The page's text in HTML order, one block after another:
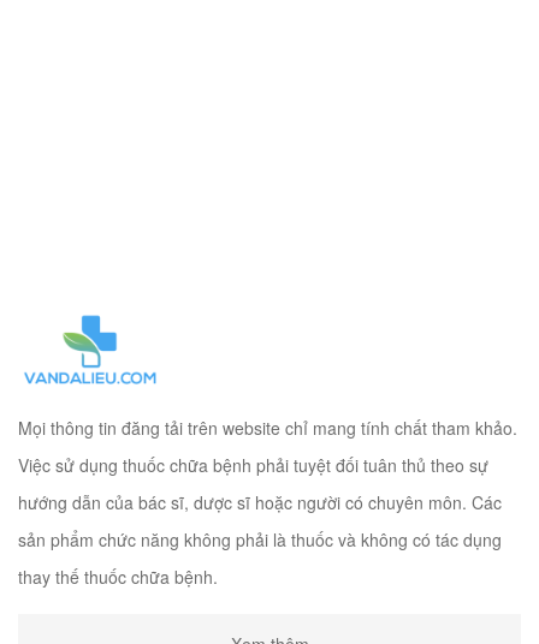
Mọi thông tin đăng tải trên website chỉ mang tính chất tham khảo.
Việc sử dụng thuốc chữa bệnh phải tuyệt đối tuân thủ theo sự
hướng dẫn của bác sĩ, dược sĩ hoặc người có chuyên môn. Các
sản phẩm chức năng không phải là thuốc và không có tác dụng
thay thế thuốc chữa bệnh.